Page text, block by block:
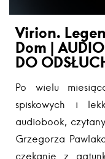
Virion.
Dom |
DO
Po wielu
spiskowych i
audiobook,
Grzegorza
czekanie z